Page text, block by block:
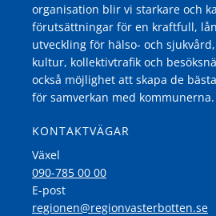
organisation blir vi starkare och
förutsättningar för en kraftfull,
utveckling för hälso- och
kultur, kollektivtrafik och
också möjlighet att skapa de
för samverkan med kommunerna.
KONTAKTVÄGAR
Växel
090-785 00 00
E-post
regionen@regionvasterbotten.se